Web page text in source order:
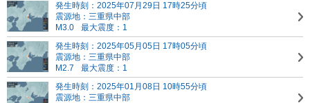
発生時刻：2025年07月29日 17時25分頃
震源地：三重県中部
M3.0
最大震度：1
発生時刻：2025年05月05日 17時05分頃
震源地：三重県中部
M2.7
最大震度：1
発生時刻：2025年01月08日 10時55分頃
震源地：三重県中部